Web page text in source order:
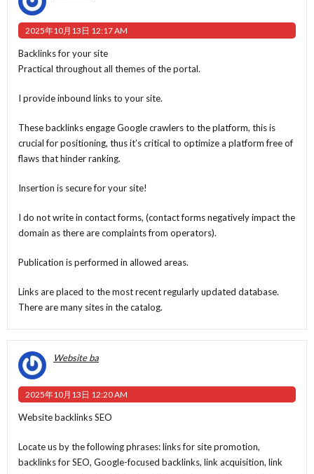
2025年10月13日 12:17 AM
Backlinks for your site
Practical throughout all themes of the portal.
I provide inbound links to your site.
These backlinks engage Google crawlers to the platform, this is
crucial for positioning, thus it’s critical to optimize a platform free of
flaws that hinder ranking.
Insertion is secure for your site!
I do not write in contact forms, (contact forms negatively impact the
domain as there are complaints from operators).
Publication is performed in allowed areas.
Links are placed to the most recent regularly updated database.
There are many sites in the catalog.
Website ba
2025年10月13日 12:20 AM
Website backlinks SEO
Locate us by the following phrases: links for site promotion,
backlinks for SEO, Google-focused backlinks, link acquisition, link